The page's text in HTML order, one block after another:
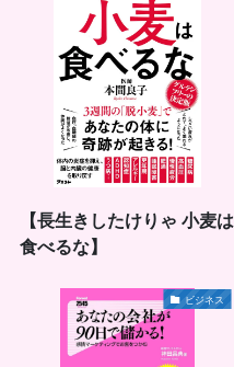
【長生きしたけりゃ 小麦は
食べるな】
ビジネス